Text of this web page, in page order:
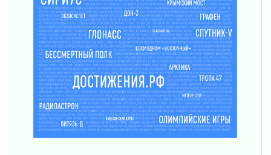
Новая площадка: 2027
03 августа 2026
Часть медиков в Ленобласти сможет
рассчитывать на доплату от региона
03 августа 2026
За сутки в Ленинградской области
ликвидировали 10 пожаров
03 августа 2026
Клюква наливается, но в корзинку пока не
просится